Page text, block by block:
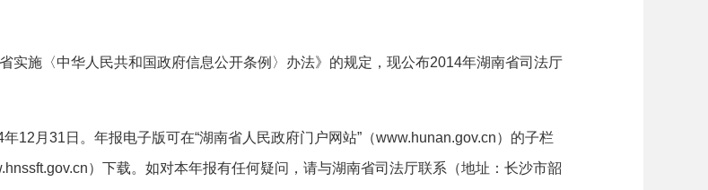
施〈中华人民共和国政府信息公开条例〉办法》的规定，现公布2014年湖南省司法厅
年12 月 31 日。年报电子版可在“湖南省人民政府门户网站”（www.hunan.gov.cn）的子栏
）下载。如对本年报有任何疑问，请与湖南省司法厅联系（地址：长沙市韶